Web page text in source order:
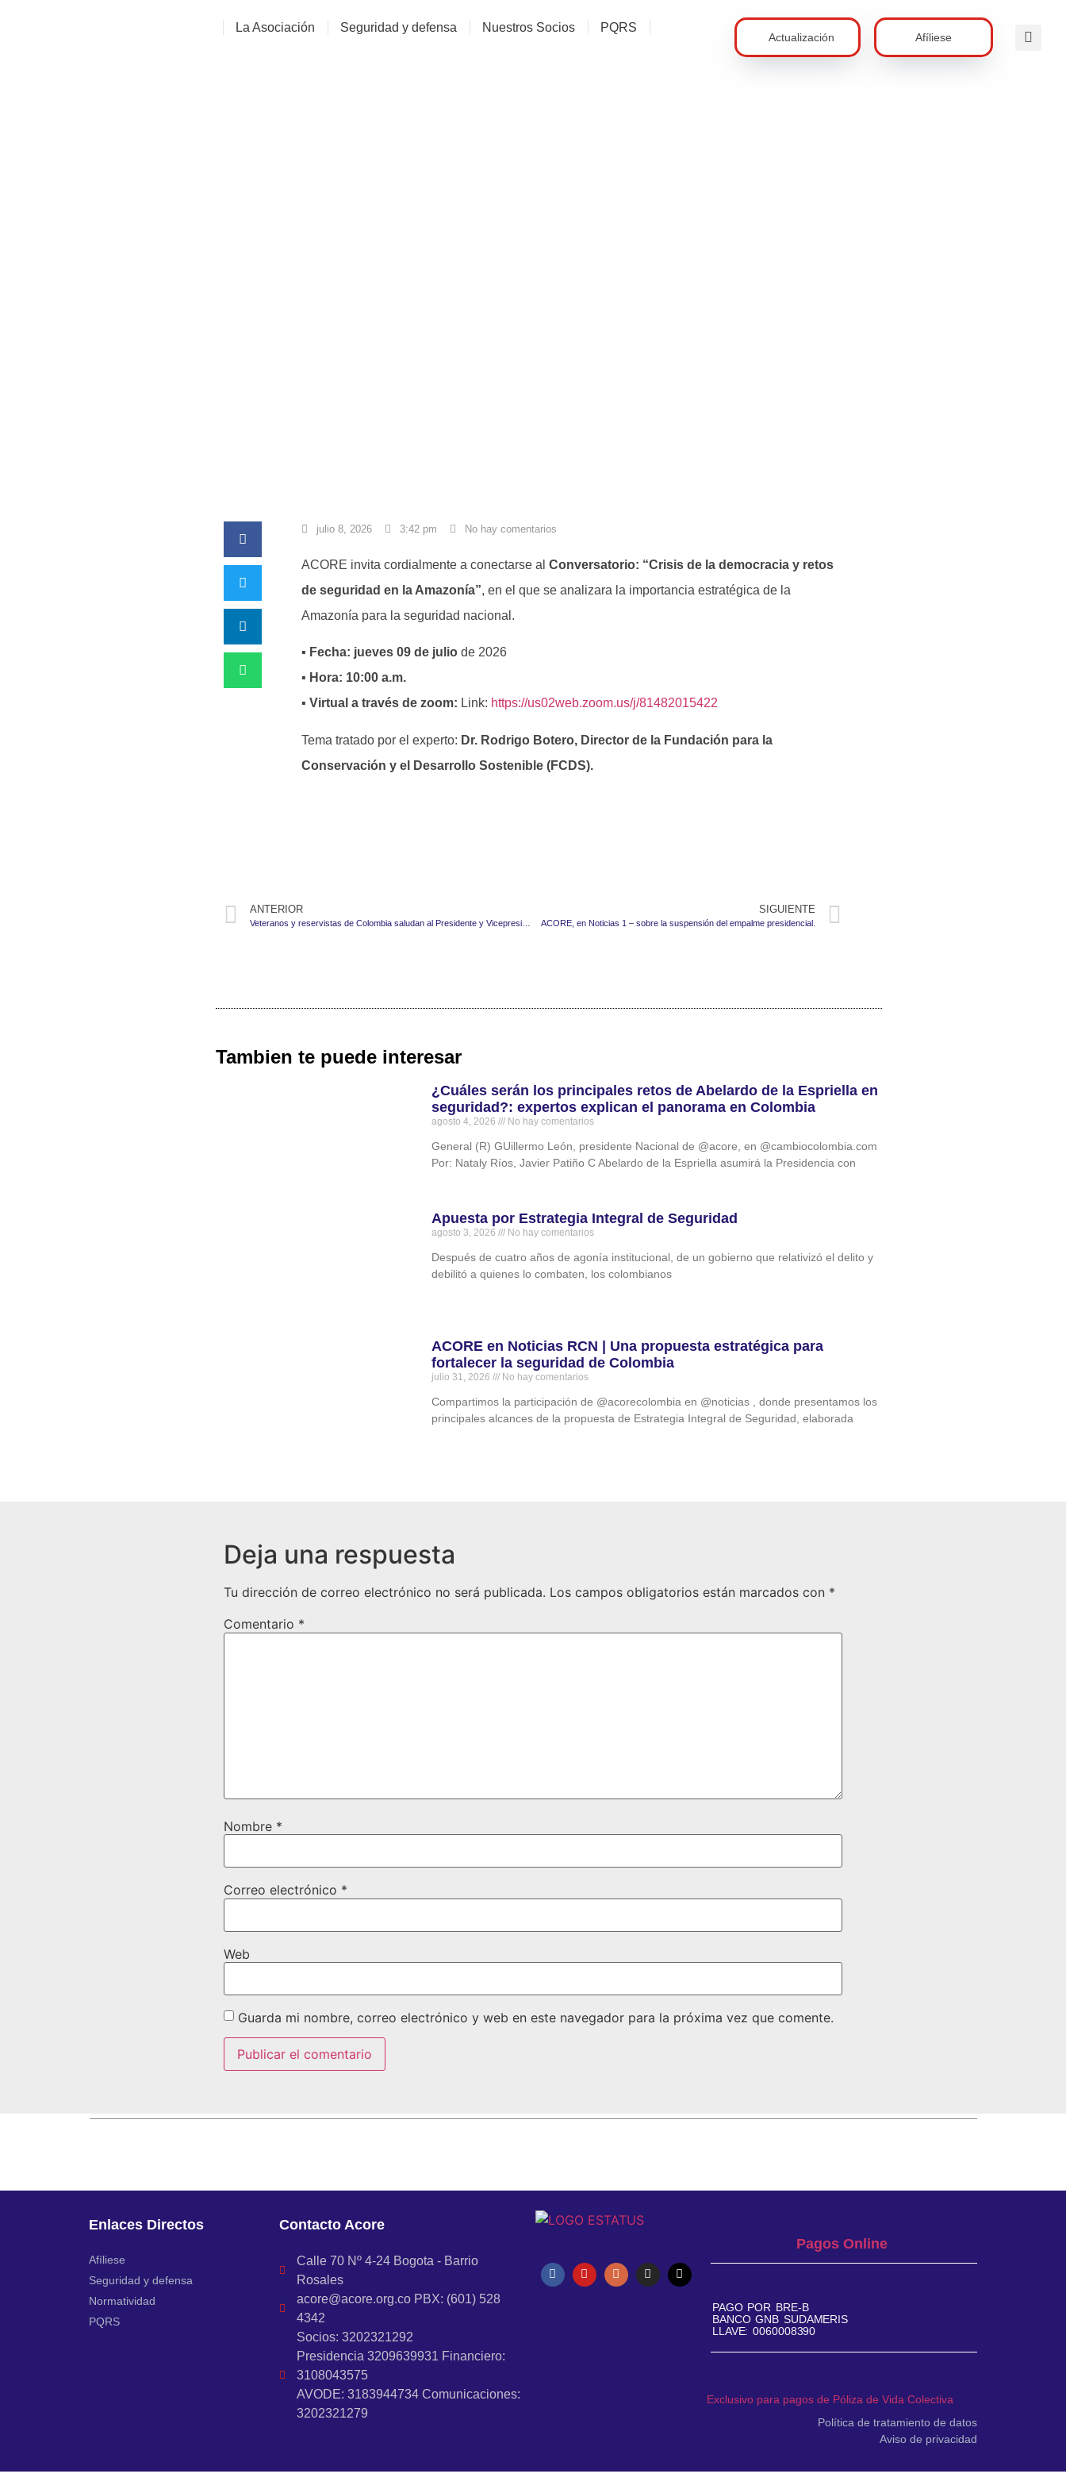
La Asociación Seguridad y defensa Nuestros Socios PQRS
Actualización Afíliese
julio 8, 2026 3:42 pm No hay comentarios
ACORE invita cordialmente a conectarse al Conversatorio: “Crisis de la democracia y retos
de seguridad en la Amazonía”, en el que se analizara la importancia estratégica de la
Amazonía para la seguridad nacional.
▪️ Fecha: jueves 09 de julio de 2026
▪️ Hora: 10:00 a.m.
▪️ Virtual a través de zoom: Link: https://us02web.zoom.us/j/81482015422
Tema tratado por el experto: Dr. Rodrigo Botero, Director de la Fundación para la
Conservación y el Desarrollo Sostenible (FCDS).
ANTERIOR SIGUIENTE
ACORE, en Noticias 1 – sobre la suspensión del empalme presidencial.
Tambien te puede interesar
¿Cuáles serán los principales retos de Abelardo de la Espriella en
seguridad?: expertos explican el panorama en Colombia
agosto 4, 2026 No hay comentarios
General (R) GUillermo León, presidente Nacional de @acore, en @cambiocolombia.com
Por: Nataly Ríos, Javier Patiño C Abelardo de la Espriella asumirá la Presidencia con
Apuesta por Estrategia Integral de Seguridad
agosto 3, 2026 No hay comentarios
Después de cuatro años de agonía institucional, de un gobierno que relativizó el delito y
debilitó a quienes lo combaten, los colombianos
ACORE en Noticias RCN | Una propuesta estratégica para
fortalecer la seguridad de Colombia
julio 31, 2026 No hay comentarios
Compartimos la participación de ‪@acorecolombia‬ en ‪@noticias‬ , donde presentamos los
principales alcances de la propuesta de Estrategia Integral de Seguridad, elaborada
Deja una respuesta
Tu dirección de correo electrónico no será publicada. Los campos obligatorios están marcados con *
Comentario *
Nombre *
Correo electrónico *
Web
Guarda mi nombre, correo electrónico y web en este navegador para la próxima vez que comente.
Enlaces Directos
Afíliese
Seguridad y defensa
Normatividad
PQRS
Contacto Acore
Calle 70 Nº 4-24 Bogota - Barrio
Rosales
acore@acore.org.co PBX: (601) 528
4342
Socios: 3202321292
Presidencia 3209639931 Financiero:
3108043575
AVODE: 3183944734 Comunicaciones:
3202321279
Pagos Online
PAGO POR BRE-B
BANCO GNB SUDAMERIS
LLAVE: 0060008390
Exclusivo para pagos de Póliza de Vida Colectiva
Política de tratamiento de datos
Aviso de privacidad